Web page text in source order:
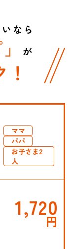
ズコースに
なら
が
ママ
パパ
お子さま2
人
1,720
円